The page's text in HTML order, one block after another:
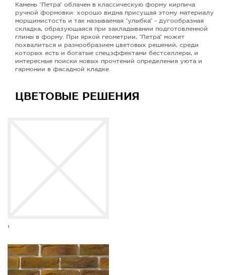
Камень "Петра" облачен в классическую форму кирпича
ручной формовки: хорошо видна присущая этому материалу
морщинистость и так называемая "улыбка" - дугообразная
складка, образующаяся при закладывании подготовленной
глины в форму. При яркой геометрии, "Петра" может
похвалиться и разнообразием цветовых решений, среди
которых есть и богатые спецэффектами бестселлеры, и
интересные поиски новых прочтений определения уюта и
гармонии в фасадной кладке.
ЦВЕТОВЫЕ РЕШЕНИЯ
1